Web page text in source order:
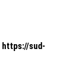
https://sud-